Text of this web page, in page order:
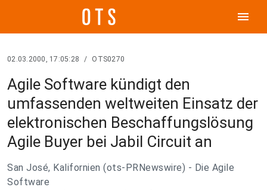
menu
02.03.2000, 17:05:28 / OTS0270
Agile Software kündigt den
umfassenden weltweiten Einsatz der
elektronischen Beschaffungslösung
Agile Buyer bei Jabil Circuit an
San José, Kalifornien (ots-PRNewswire) - Die Agile
Software